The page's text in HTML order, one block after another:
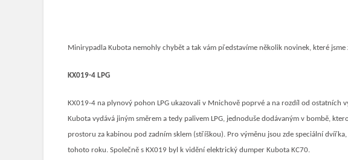
Minirypadla Kubota nemohly chybět a tak vám představíme několik novinek, které
KX019-4 LPG
KX019-4 na plynový pohon LPG ukazovali v Mnichově poprvé a na rozdíl od
Kubota vydává jiným směrem a tedy palivem LPG, jednoduše dodávaným v bombě,
prostoru za kabinou pod zadním sklem (stříškou). Pro výměnu jsou zde speciální
tohoto roku. Společně s KX019 byl k vidění elektrický dumper Kubota KC70.